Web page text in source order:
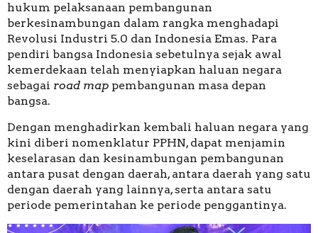
hukum pelaksanaan pembangunan
berkesinambungan dalam rangka menghadapi
Revolusi Industri 5.0 dan Indonesia Emas. Para
pendiri bangsa Indonesia sebetulnya sejak awal
kemerdekaan telah menyiapkan haluan negara
sebagai road map pembangunan masa depan
bangsa.
Dengan menghadirkan kembali haluan negara yang
kini diberi nomenklatur PPHN, dapat menjamin
keselarasan dan kesinambungan pembangunan
antara pusat dengan daerah, antara daerah yang satu
dengan daerah yang lainnya, serta antara satu
periode pemerintahan ke periode penggantinya.